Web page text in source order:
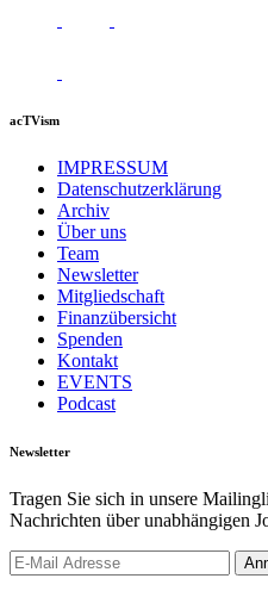
acTVism
IMPRESSUM
Datenschutzerklärung
Archiv
Über uns
Team
Newsletter
Mitgliedschaft
Finanzübersicht
Spenden
Kontakt
EVENTS
Podcast
Newsletter
Tragen Sie sich in unsere
Nachrichten über unabhängigen